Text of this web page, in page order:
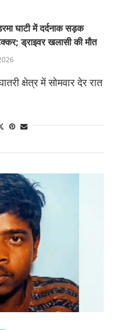
घाटी में दर्दनाक सड़क
ड्राइवर खलासी की मौत
क्षेत्र में सोमवार देर रात